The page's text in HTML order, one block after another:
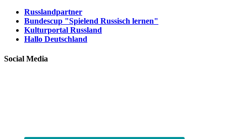
Russlandpartner
Bundescup "Spielend Russisch lernen"
Kulturportal Russland
Hallo Deutschland
Social Media